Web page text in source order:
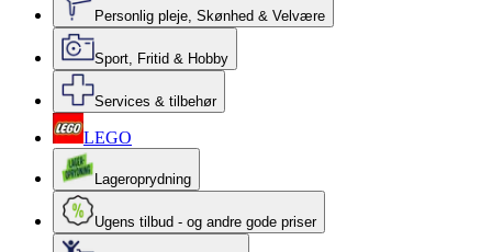
Personlig pleje, Skønhed & Velvære
Sport, Fritid & Hobby
Services & tilbehør
LEGO
Lageroprydning
Ugens tilbud - og andre gode priser